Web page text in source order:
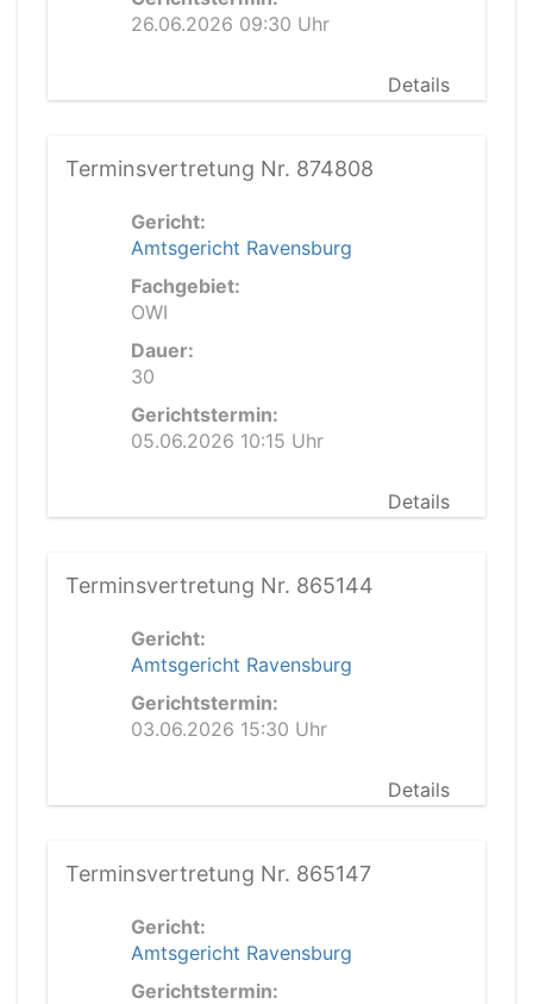
26.06.2026 09:30 Uhr
Details
Terminsvertretung Nr. 874808
Gericht:
Amtsgericht Ravensburg
Fachgebiet:
OWI
Dauer:
30
Gerichtstermin:
05.06.2026 10:15 Uhr
Details
Terminsvertretung Nr. 865144
Gericht:
Amtsgericht Ravensburg
Gerichtstermin:
03.06.2026 15:30 Uhr
Details
Terminsvertretung Nr. 865147
Gericht:
Amtsgericht Ravensburg
Gerichtstermin: